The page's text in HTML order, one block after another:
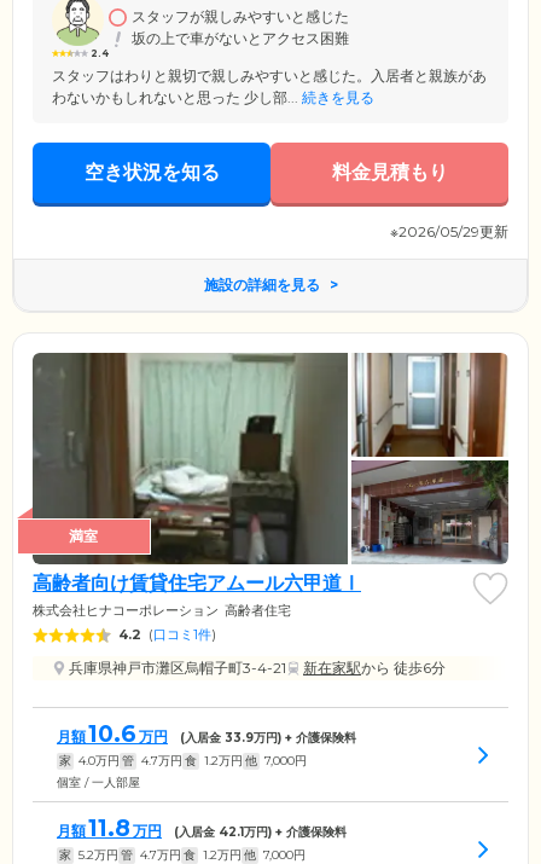
部屋となっており、トイレと洗面台が付いたプライベート空間をご用意
いたしました。
2.4
スタッフが親しみやすいと感じた
坂の上で車がないとアクセス困難
スタッフはわりと親切で親しみやすいと感じた。入居者と親族があ
わないかもしれないと思った 少し部... 続きを見る
空き状況を知る 料金見積もり
※2026/05/29更新
施設の詳細を見る
満室
高齢者向け賃貸住宅アムール六甲道Ⅰ
株式会社ヒナコーポレーション 高齢者住宅
4.2 (口コミ1件)
兵庫県神戸市灘区烏帽子町3-4-21 新在家駅から 徒歩6分
月額10.6 万円 (入居金 33.9万円) + 介護保険料
家 4.0万円 管 4.7万円 食 1.2万円 他 7,000円
個室 / 一人部屋
月額11.8 万円 (入居金 42.1万円) + 介護保険料
家 5.2万円 管 4.7万円 食 1.2万円 他 7,000円